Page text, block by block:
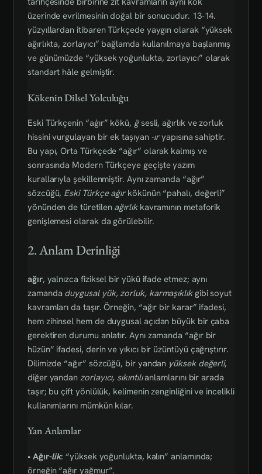
üzerinde evrilmesinin doğal bir sonucudur. 13‑14.
yüzyıllardan itibaren Türkçede yaygın olarak “yüksek
ağırlıkta, zorlayıcı” bağlamda kullanılmaya başlanmış
ve günümüzde “yüksek yoğunlukta, zorlayıcı” olarak
standart hâle gelmiştir.
Kökenin Dilsel Yolculuğu
Eski Türkçenin “aġır” kökü, ğsesli, ağırlık ve zorluk
hissini vurgulayan bir ek taşıyan -ıryapısına sahiptir.
Bu yapı, Orta Türkçede “ağır” olarak kalmış ve
sonrasında Modern Türkçeye geçişte yazım
kurallarıyla şekillenmiştir. Aynı zamanda “ağır”
sözcüğü, Eski Türkçe aġırkökünün “pahalı, değerli”
yönünden de türetilen ağırlıkkavramının metaforik
genişlemesi olarak da görülebilir.
2. Anlam Derinliği
ağır, yalnızca fiziksel bir yükü ifade etmez; aynı
zamanda duygusal yük, zorluk, karmaşıklıkgibi soyut
kavramları da taşır. Örneğin, “ağır bir karar” ifadesi,
hem zihinsel hem de duygusal açıdan büyük bir çaba
gerektiren durumu anlatır. Aynı zamanda “ağır bir
hüzün” ifadesi, derin ve yıkıcı bir üzüntüyü çağrıştırır.
Dilimizde “ağır” sözcüğü, bir yandan yüksek değerli,
diğer yandanzorlayıcı, sıkıntılıanlamlarını bir arada
taşır; bu çift yönlülük, kelimenin zenginliğini ve incelikli
kullanımlarını mümkün kılar.
Yan Anlamlar
• Ağır-lik: “yüksek yoğunlukta, kalın” anlamında;
örneğin “ağır yağmur”.